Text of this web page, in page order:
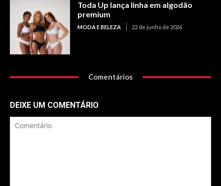
Toda Up lança linha em algodão
premium
MODA E BELEZA 22 de junho de 2026
Comentários
DEIXE UM COMENTÁRIO